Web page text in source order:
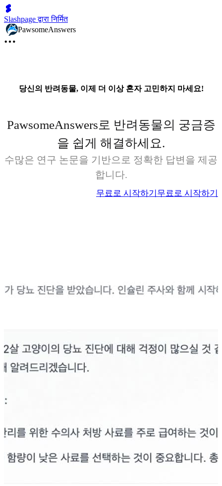
Slashpage द्वारा निर्मित
PawsomeAnswers
당신의 반려동물, 이제 더 이상 혼자 고민하지 마세요!
PawsomeAnswers로 반려동물의 궁금증
을 쉽게 해결하세요.
수많은 연구 논문을 기반으로 정확한 답변을 제공
합니다.
무료로 시작하기 무료로 시작하기